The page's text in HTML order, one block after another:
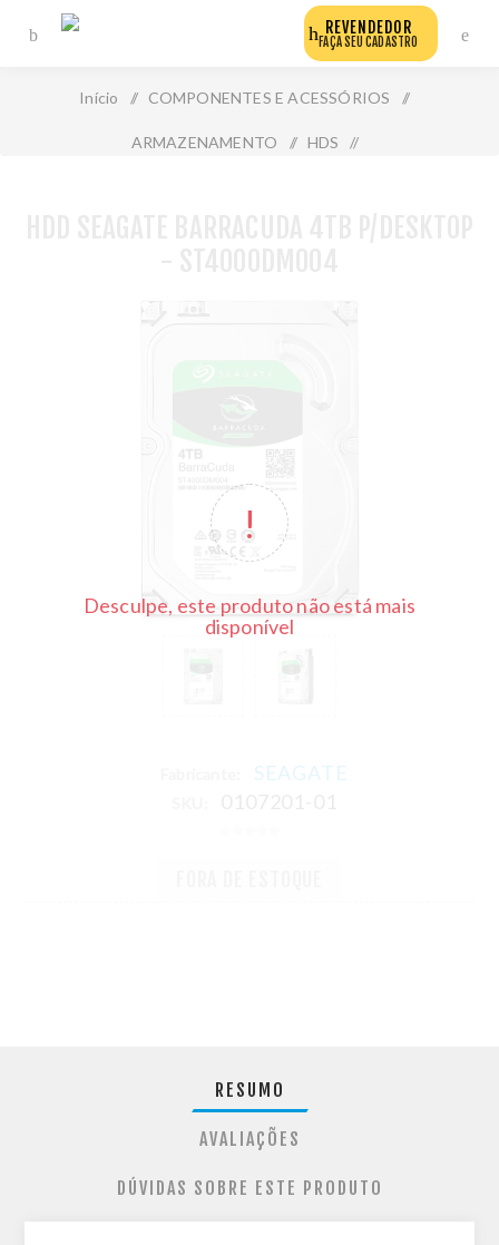
REVENDEDOR
FAÇA SEU CADASTRO
Início / COMPONENTES E ACESSÓRIOS /
ARMAZENAMENTO / HDS /
Desculpe, este produto não está mais
disponível
SEAGATE
RESUMO
AVALIAÇÕES
DÚVIDAS SOBRE ESTE PRODUTO